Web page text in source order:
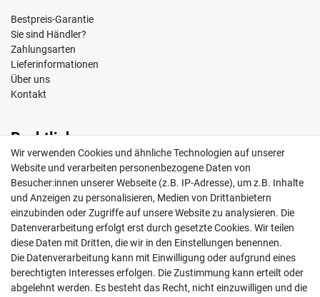
Bestpreis-Garantie
Sie sind Händler?
Zahlungsarten
Lieferinformationen
Über uns
Kontakt
Rechtliches
Impressum
AGB
Widerrufsrecht
Datenschutz
Vertrag widerrufen
Mein Konto
Wir verwenden Cookies und ähnliche Technologien auf unserer
Website und verarbeiten personenbezogene Daten von
Besucher:innen unserer Webseite (z.B. IP-Adresse), um z.B. Inhalte
und Anzeigen zu personalisieren, Medien von Drittanbietern
einzubinden oder Zugriffe auf unsere Website zu analysieren. Die
Datenverarbeitung erfolgt erst durch gesetzte Cookies. Wir teilen
diese Daten mit Dritten, die wir in den Einstellungen benennen.
Die Datenverarbeitung kann mit Einwilligung oder aufgrund eines
berechtigten Interesses erfolgen. Die Zustimmung kann erteilt oder
abgelehnt werden. Es besteht das Recht, nicht einzuwilligen und die